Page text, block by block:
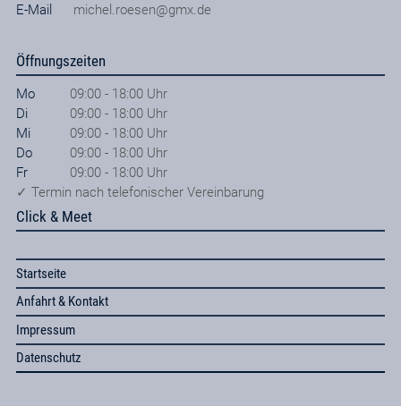
E-Mail
michel.roesen@gmx.de
Öffnungszeiten
Mo
09:00 - 18:00 Uhr
Di
09:00 - 18:00 Uhr
Mi
09:00 - 18:00 Uhr
Do
09:00 - 18:00 Uhr
Fr
09:00 - 18:00 Uhr
✓ Termin nach telefonischer Vereinbarung
Click & Meet
Startseite
Anfahrt & Kontakt
Impressum
Datenschutz